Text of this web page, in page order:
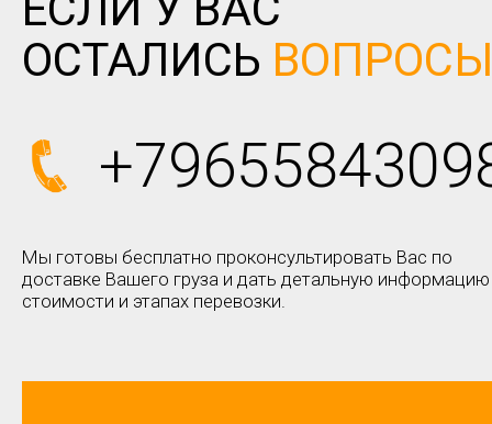
ОСТАЛИСЬ
Мы готовы бесплатно проконсультировать Вас по
доставке Вашего груза и дать детальную
стоимости и этапах перевозки.